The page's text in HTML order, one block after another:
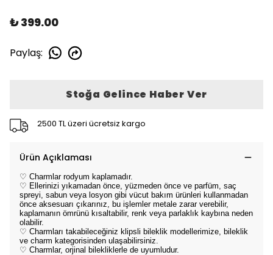
₺ 399.00
Paylaş:
Stoğa Gelince Haber Ver
2500 TL üzeri ücretsiz kargo
Ürün Açıklaması
♡ Charmlar rodyum kaplamadır.
♡ Ellerinizi yıkamadan önce, yüzmeden önce ve parfüm, saç
spreyi, sabun veya losyon gibi vücut bakım ürünleri kullanmadan
önce aksesuarı çıkarınız, bu işlemler metale zarar verebilir,
kaplamanın ömrünü kısaltabilir, renk veya parlaklık kaybına neden
olabilir.
♡ Charmları takabileceğiniz klipsli bileklik modellerimize, bileklik
ve charm kategorisinden ulaşabilirsiniz.
♡ Charmlar, orjinal bilekliklerle de uyumludur.